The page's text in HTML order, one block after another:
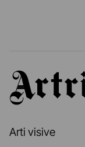
Artribune
Arti visive